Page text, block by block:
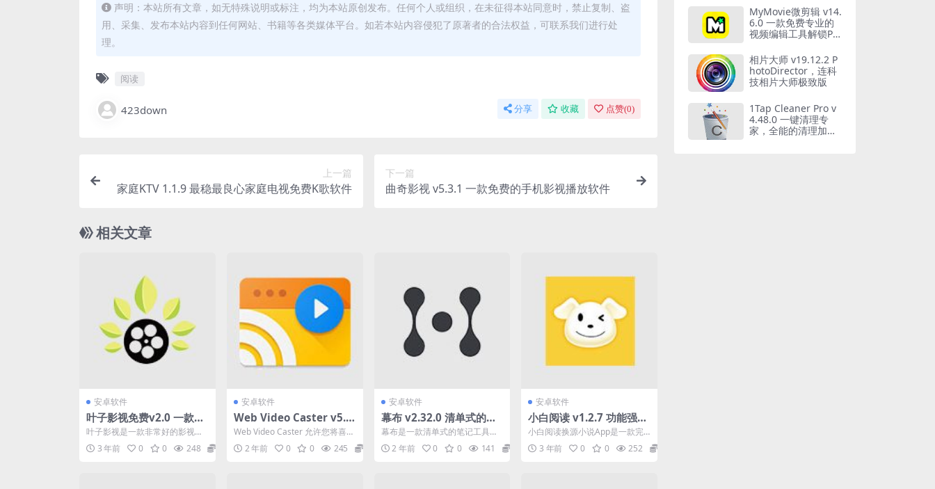
声明：本站所有文章，如无特殊说明或标注，均为本站原创发布。任何个人或组织，在未征得本站同意时，禁止复制、盗
用、采集、发布本站内容到任何网站、书籍等各类媒体平台。如若本站内容侵犯了原著者的合法权益，可联系我们进行处
理。
阅读
423down 分享 收藏 点赞(0)
上一篇
家庭KTV 1.1.9 最稳最良心家庭电视免费K歌软件
下一篇
曲奇影视 v5.3.1 一款免费的手机影视播放软件
相关文章
安卓软件
叶子影视免费v2.0 一款非
常好的影视播放软件
叶子影视是一款非常好的影视播
放软件。 用户可以在这个软件上
轻松找到自己想看的影视...
3 年前 0 0 248
安卓软件
Web Video Caster v5.1
0.4 网络视频投屏，解锁
高级版
Web Video Caster 允许您将喜爱
观看的网站上视频，包括：电
影、电视...
2 年前 0 0 245
安卓软件
幕布 v2.32.0 清单式的笔
记工具，去广告解锁会员
版
幕布是一款清单式的笔记工具，
用更高效的方式和清晰的结构来
记录笔记、管理任务、制定...
2 年前 0 0 141
安卓软件
小白阅读 v1.2.7 功能强大
的阅读软件，解锁高级版
小白阅读换源小说App是一款完
全免费的手机阅读软件，一键即
可搜索阅读，阅读操作更...
3 年前 0 0 252
MyMovie微剪辑 v14.
6.0 一款免费专业的
视频编辑工具解锁Pr
相片大师 v19.12.2 P
hotoDirector，连科
技相片大师极致版
1Tap Cleaner Pro v
4.48.0 一键清理专
家，全能的清理加速